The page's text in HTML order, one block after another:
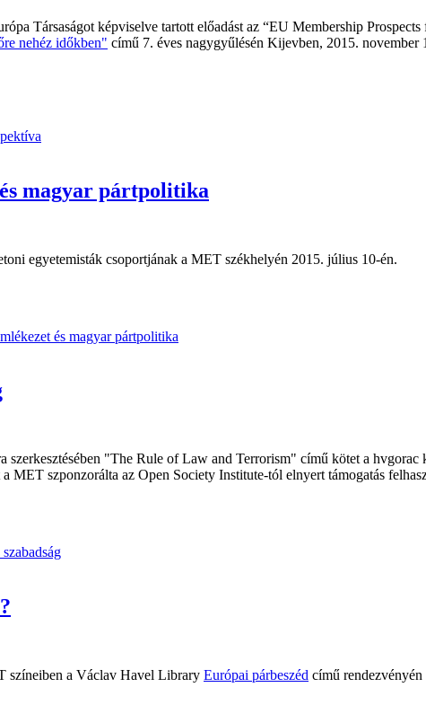
Társaságot képviselve tartott előadást az “EU Membership
nehéz időkben" című 7. éves nagygyűlésén Kijevben, 2015. november
magyar pártpolitika
egyetemisták csoportjának a MET székhelyén 2015. július 10-én.
és magyar pártpolitika
szerkesztésében "The Rule of Law and Terrorism" című kötet a
MET szponzorálta az Open Society Institute-tól elnyert támogatás
színeiben a Václav Havel Library Európai párbeszéd című rendezvényén